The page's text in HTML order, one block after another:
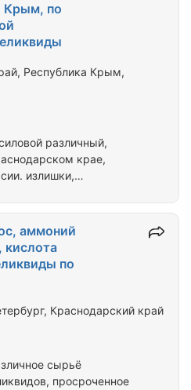
кислота.
И много другой
Рассмотрим все Ваши
различный,
крае,
излишки,
материала, фото
отгрузки. Так же
Для связи: почта,
Крым, по
Республика Крым,
сырьё
просроченное
аммоний
по
Краснодарский край